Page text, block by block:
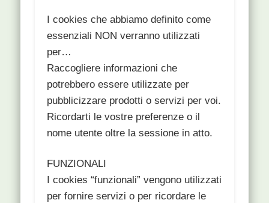
I cookies che abbiamo definito come
essenziali NON verranno utilizzati
per…
Raccogliere informazioni che
potrebbero essere utilizzate per
pubblicizzare prodotti o servizi per voi.
Ricordarti le vostre preferenze o il
nome utente oltre la sessione in atto.
FUNZIONALI
I cookies “funzionali” vengono utilizzati
per fornire servizi o per ricordare le